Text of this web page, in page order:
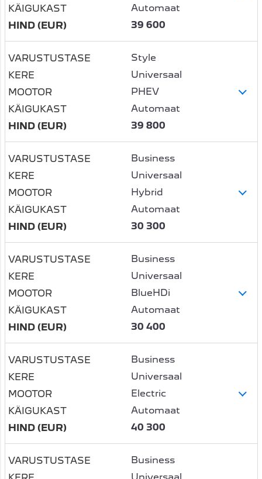
Automaat
39 600
Style
Universaal
PHEV
Automaat
39 800
Business
Universaal
Hybrid
Automaat
30 300
Business
Universaal
BlueHDi
Automaat
30 400
Business
Universaal
Electric
Automaat
40 300
Business